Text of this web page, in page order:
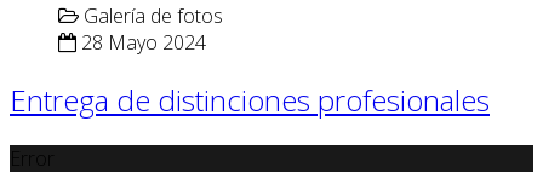
Galería de fotos
28 Mayo 2024
Entrega de distinciones profesionales